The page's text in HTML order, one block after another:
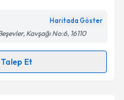
ilişkin
Aydınlatma
verilerimin belirtilen
ediyorum.
Haritada Göster
Kavşağı No:6, 16110
Et